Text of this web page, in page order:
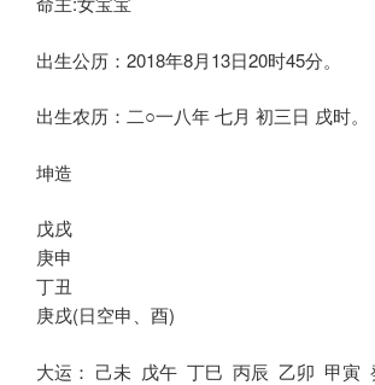
出生公历：2018年8月13日20时45分。
出生农历：二○一八年 七月 初三日 戌时。
坤造
戊戌
庚申
丁丑
庚戌(日空申、酉)
大运： 己未 戊午 丁巳 丙辰 乙卯 甲寅